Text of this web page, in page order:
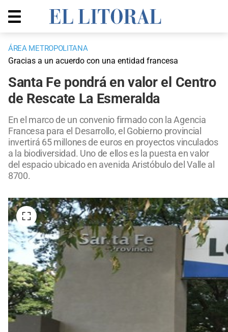
ÁREA METROPOLITANA
Gracias a un acuerdo con una entidad francesa
Santa Fe pondrá en valor el Centro
de Rescate La Esmeralda
En el marco de un convenio firmado con la Agencia
Francesa para el Desarrollo, el Gobierno provincial
invertirá 65 millones de euros en proyectos vinculados
a la biodiversidad. Uno de ellos es la puesta en valor
del espacio ubicado en avenida Aristóbulo del Valle al
8700.